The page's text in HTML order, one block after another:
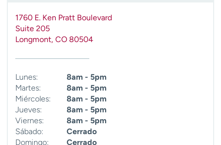
1760 E. Ken Pratt Boulevard
Suite 205
Longmont, CO 80504
Lunes:
8am - 5pm
Martes:
8am - 5pm
Miércoles:
8am - 5pm
Jueves:
8am - 5pm
Viernes:
8am - 5pm
Sábado:
Cerrado
Domingo:
Cerrado